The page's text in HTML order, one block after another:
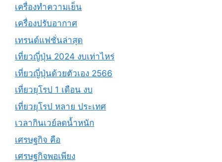
เครื่องทำความเย็น
เครื่องปรับอากาศ
เทรนด์แฟชั่นล่าสุด
เที่ยวญี่ปุ่น 2024 งบเท่าไหร่
เที่ยวญี่ปุ่นด้วยตัวเอง 2566
เที่ยวยุโรป 1 เดือน งบ
เที่ยวยุโรป หลาย ประเทศ
เวลากินเวย์ลดน้ำหนัก
เศรษฐกิจ คือ
เศรษฐกิจพอเพียง